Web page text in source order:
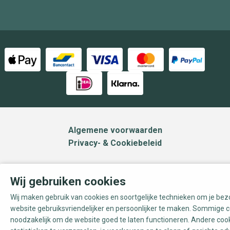
Algemene voorwaarden
Privacy- & Cookiebeleid
Wij gebruiken cookies
Wij maken gebruik van cookies en soortgelijke technieken om je
website gebruiksvriendelijker en persoonlijker te maken. Sommige
noodzakelijk om de website goed te laten functioneren. Andere